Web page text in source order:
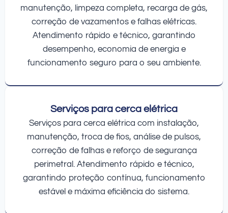
manutenção, limpeza completa, recarga de gás,
correção de vazamentos e falhas elétricas.
Atendimento rápido e técnico, garantindo
desempenho, economia de energia e
funcionamento seguro para o seu ambiente.
Serviços para cerca elétrica
Serviços para cerca elétrica com instalação,
manutenção, troca de fios, análise de pulsos,
correção de falhas e reforço de segurança
perimetral. Atendimento rápido e técnico,
garantindo proteção contínua, funcionamento
estável e máxima eficiência do sistema.